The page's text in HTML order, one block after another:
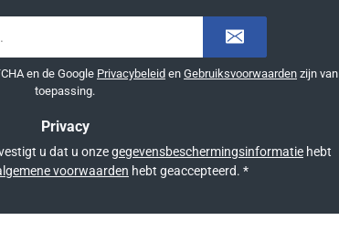
en de Google Privacybeleid en Gebruiksvoorwaarden zijn van
toepassing.
Privacy
u dat u onzegegevensbeschermingsinformatie hebt
voorwaarden hebt geaccepteerd. *